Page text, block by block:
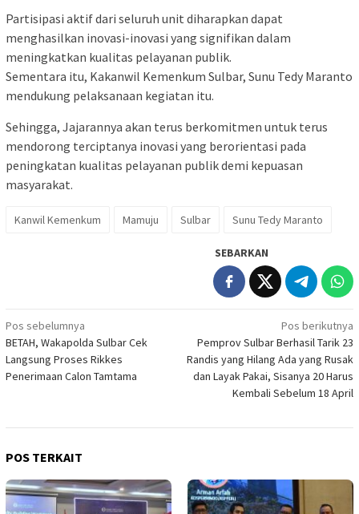
Partisipasi aktif dari seluruh unit diharapkan dapat
menghasilkan inovasi-inovasi yang signifikan dalam
meningkatkan kualitas pelayanan publik.
Sementara itu, Kakanwil Kemenkum Sulbar, Sunu Tedy Maranto
mendukung pelaksanaan kegiatan itu.
Sehingga, Jajarannya akan terus berkomitmen untuk terus
mendorong terciptanya inovasi yang berorientasi pada
peningkatan kualitas pelayanan publik demi kepuasan
masyarakat.
Kanwil Kemenkum Mamuju Sulbar Sunu Tedy Maranto
SEBARKAN
Navigasi
pos
Pos sebelumnya
BETAH, Wakapolda Sulbar Cek
Langsung Proses Rikkes
Penerimaan Calon Tamtama
Pos berikutnya
Pemprov Sulbar Berhasil Tarik 23
Randis yang Hilang Ada yang Rusak
dan Layak Pakai, Sisanya 20 Harus
Kembali Sebelum 18 April
POS TERKAIT